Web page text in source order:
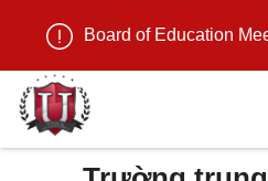
Board of Education Meeting